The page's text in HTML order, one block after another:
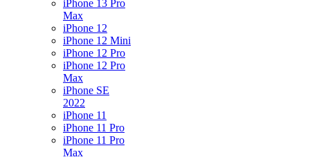
iPhone 13 Pro
Max
iPhone 12
iPhone 12 Mini
iPhone 12 Pro
iPhone 12 Pro
Max
iPhone SE
2022
iPhone 11
iPhone 11 Pro
iPhone 11 Pro
Max